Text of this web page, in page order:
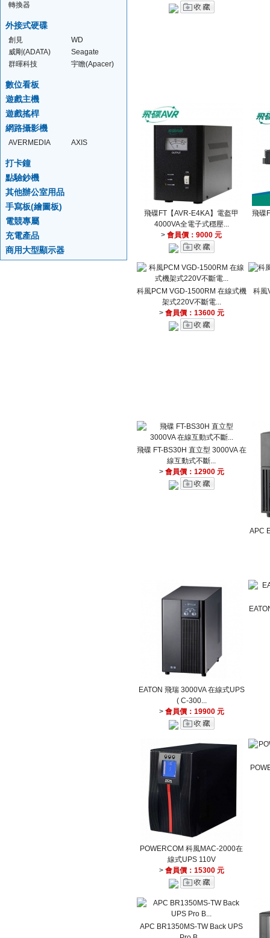
轉換器
外接式硬碟
創見
(Transcend)
WD
威剛(ADATA)
Seagate
群暉科技
宇瞻(Apacer)
數位看板
遊戲主機
遊戲搖桿
網路攝影機
AVERMEDIA AXIS
打卡鐘
點驗鈔機
其他辦公室用品
手寫板(繪圖板)
電競專屬
充電產品
商用大型顯示器
飛碟FT【AVR-E4KA】電盔甲
4000VA全電子式穩壓...
>會員價：9000 元
飛碟
科風PCM VGD-1500RM 在線式機
架式220V不斷電...
> 會員價：13600 元
科風
飛碟 FT-BS30H 直立型 3000VA 在
線互動式不斷...
> 會員價：12900 元
APC
EATON 飛瑞 3000VA 在線式UPS
( C-300...
> 會員價：19900 元
POWERCOM 科風MAC-2000在
線式UPS 110V
> 會員價：15300 元
APC BR1350MS-TW Back UPS